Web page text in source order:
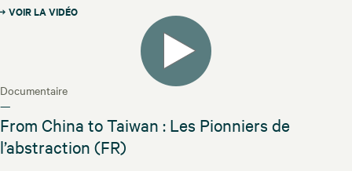
VOIR LA VIDÉO
Documentaire
—
From China to Taiwan : Les Pionniers de
l’abstraction (FR)